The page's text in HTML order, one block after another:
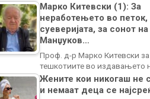
Марко Китевски (1): За
неработењето во петок,
суеверијата, за сонот на
Манџуков…
Проф. д-р Марко Китевски за
тешкотиите во издавањето
Жените кои никогаш не
и немаат деца се